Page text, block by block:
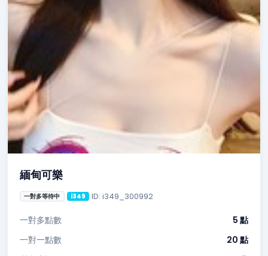
緬甸可樂
一對多等待中 i349 ID: i349_300992
一對多點數
5 點
一對一點數
20 點